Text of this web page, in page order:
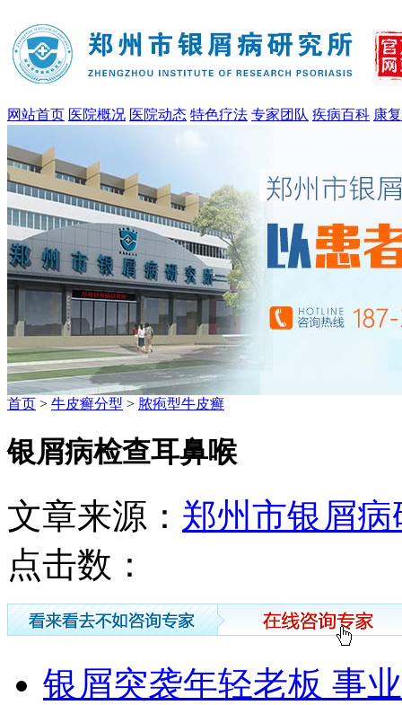
网站首页 医院概况 医院动态 特色疗法 专家团队 疾病百科 康
首页 > 牛皮癣分型 > 脓疱型牛皮癣
银屑病检查耳鼻喉
文章来源： 郑州市银屑病
点击数：
银屑突袭年轻老板 事